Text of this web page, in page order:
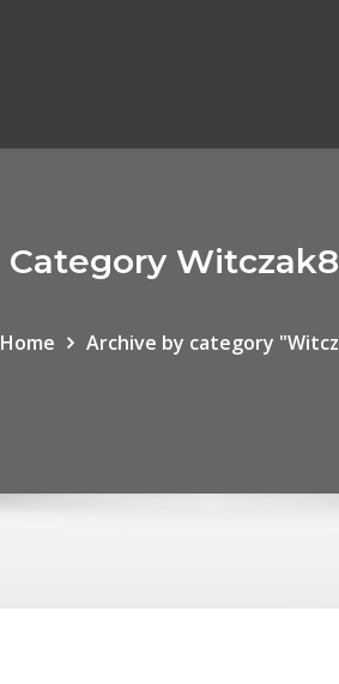
Category
Home Archive by category